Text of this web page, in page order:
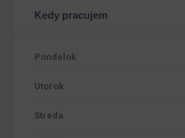
Kedy pracujem
Pondelok
Utorok
Streda